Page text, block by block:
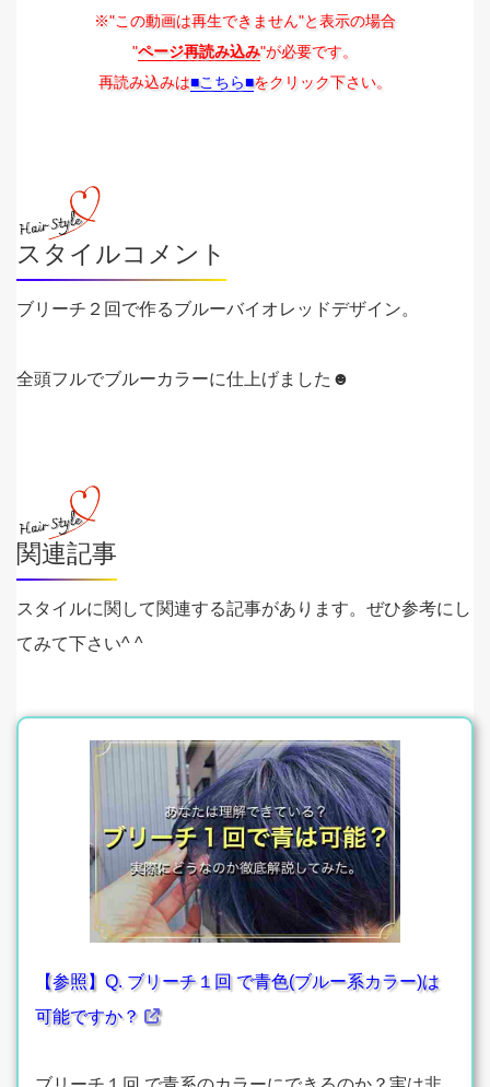
※"この動画は再生できません"と表示の場合
"ページ再読み込み"が必要です。
再読み込みは■こちら■をクリック下さい。
スタイルコメント
ブリーチ２回で作るブルーバイオレッドデザイン。
全頭フルでブルーカラーに仕上げました☻
関連記事
スタイルに関して関連する記事があります。ぜひ参考にし
てみて下さい^ ^
【参照】Q. ブリーチ１回 で青色(ブルー系カラー)は
可能ですか？